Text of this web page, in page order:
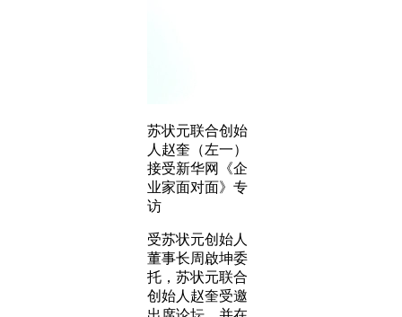
苏状元联合创始
人赵奎（左一）
接受新华网《企
业家面对面》专
访
受苏状元创始人
董事长周啟坤委
托，苏状元联合
创始人赵奎受邀